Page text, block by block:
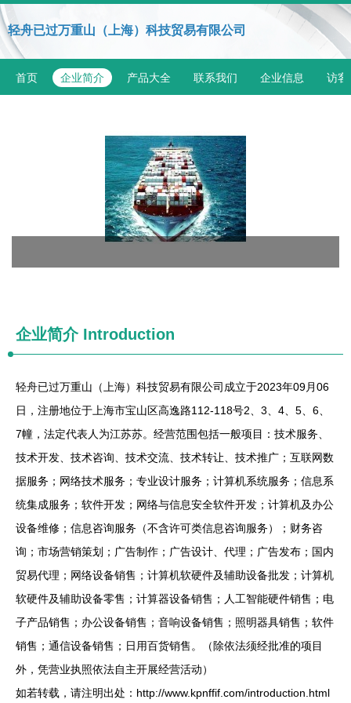
轻舟已过万重山（上海）科技贸易有限公司
首页 企业简介 产品大全 联系我们 企业信息 访客
企业简介 Introduction
轻舟已过万重山（上海）科技贸易有限公司成立于2023年09月06
日，注册地位于上海市宝山区高逸路112-118号2、3、4、5、6、
7幢，法定代表人为江苏苏。经营范围包括一般项目：技术服务、
技术开发、技术咨询、技术交流、技术转让、技术推广；互联网数
据服务；网络技术服务；专业设计服务；计算机系统服务；信息系
统集成服务；软件开发；网络与信息安全软件开发；计算机及办公
设备维修；信息咨询服务（不含许可类信息咨询服务）；财务咨
询；市场营销策划；广告制作；广告设计、代理；广告发布；国内
贸易代理；网络设备销售；计算机软硬件及辅助设备批发；计算机
软硬件及辅助设备零售；计算器设备销售；人工智能硬件销售；电
子产品销售；办公设备销售；音响设备销售；照明器具销售；软件
销售；通信设备销售；日用百货销售。（除依法须经批准的项目
外，凭营业执照依法自主开展经营活动）
如若转载，请注明出处：http://www.kpnffif.com/introduction.html